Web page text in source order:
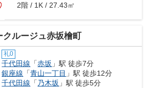
2階 / 1K / 27.43㎡
クルージュ赤坂檜町
礼0
千代田線 「赤坂 」駅 徒歩7分
銀座線 「青山一丁目 」駅 徒歩12分
千代田線 「 乃木坂 」駅 徒歩5分